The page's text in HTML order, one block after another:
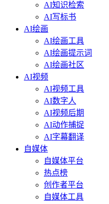
AI知识检索
AI写标书
AI绘画
AI绘画工具
AI绘画提示词
AI绘画社区
AI视频
AI视频工具
AI数字人
AI视频后期
AI动作捕捉
AI字幕翻译
自媒体
自媒体平台
热点榜
创作者平台
自媒体工具